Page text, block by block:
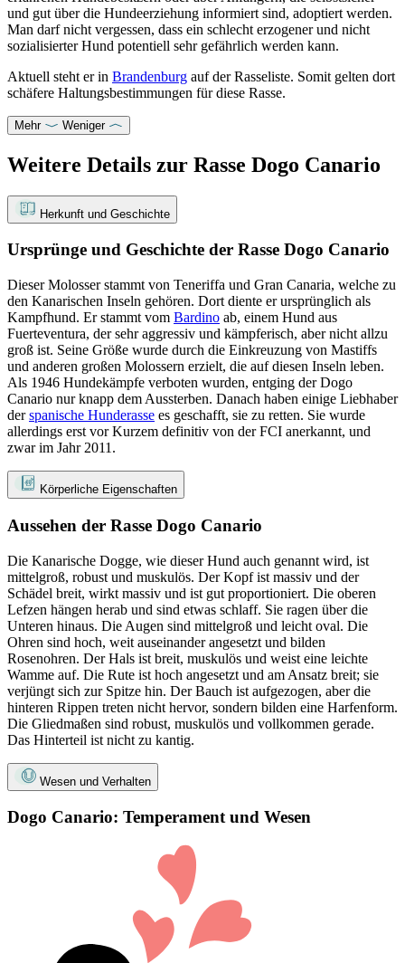
und gut über die Hundeerziehung informiert sind, adoptiert werden.
Man darf nicht vergessen, dass ein schlecht erzogener und nicht
sozialisierter Hund potentiell sehr gefährlich werden kann.
Aktuell steht er in Brandenburg auf der Rasseliste. Somit gelten dort
schäfere Haltungsbestimmungen für diese Rasse.
Mehr Weniger
Weitere Details zur Rasse Dogo Canario
Herkunft und Geschichte
Ursprünge und Geschichte der Rasse Dogo Canario
Dieser Molosser stammt von Teneriffa und Gran Canaria, welche zu
den Kanarischen Inseln gehören. Dort diente er ursprünglich als
Kampfhund. Er stammt vom Bardino ab, einem Hund aus
Fuerteventura, der sehr aggressiv und kämpferisch, aber nicht allzu
groß ist. Seine Größe wurde durch die Einkreuzung von Mastiffs
und anderen großen Molossern erzielt, die auf diesen Inseln leben.
Als 1946 Hundekämpfe verboten wurden, entging der Dogo
Canario nur knapp dem Aussterben. Danach haben einige Liebhaber
derspanische Hunderasse es geschafft, sie zu retten. Sie wurde
allerdings erst vor Kurzem definitiv von der FCI anerkannt, und
zwar im Jahr 2011.
Körperliche Eigenschaften
Aussehen der Rasse Dogo Canario
Die Kanarische Dogge, wie dieser Hund auch genannt wird, ist
mittelgroß, robust und muskulös. Der Kopf ist massiv und der
Schädel breit, wirkt massiv und ist gut proportioniert. Die oberen
Lefzen hängen herab und sind etwas schlaff. Sie ragen über die
Unteren hinaus. Die Augen sind mittelgroß und leicht oval. Die
Ohren sind hoch, weit auseinander angesetzt und bilden
Rosenohren. Der Hals ist breit, muskulös und weist eine leichte
Wamme auf. Die Rute ist hoch angesetzt und am Ansatz breit; sie
verjüngt sich zur Spitze hin. Der Bauch ist aufgezogen, aber die
hinteren Rippen treten nicht hervor, sondern bilden eine Harfenform.
Die Gliedmaßen sind robust, muskulös und vollkommen gerade.
Das Hinterteil ist nicht zu kantig.
Wesen und Verhalten
Dogo Canario: Temperament und Wesen